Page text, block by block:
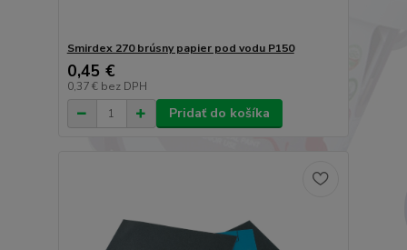
Smirdex 270 brúsny papier pod vodu P150
0,45 €
0,37 € bez DPH
Pridať do košíka